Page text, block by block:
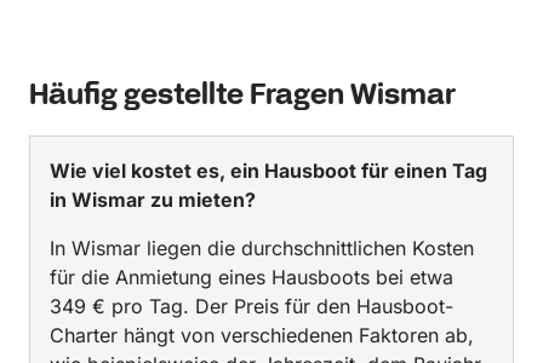
Häufig gestellte Fragen Wismar
Wie viel kostet es, ein Hausboot für einen Tag
in Wismar zu mieten?
In Wismar liegen die durchschnittlichen Kosten
für die Anmietung eines Hausboots bei etwa
349 € pro Tag. Der Preis für den Hausboot-
Charter hängt von verschiedenen Faktoren ab,